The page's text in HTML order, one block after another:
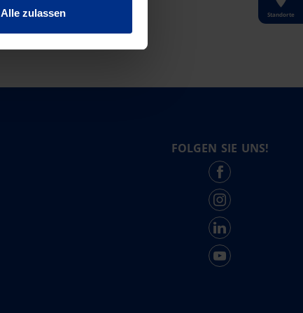
Alle zulassen Standorte
FOLGEN SIE UNS!